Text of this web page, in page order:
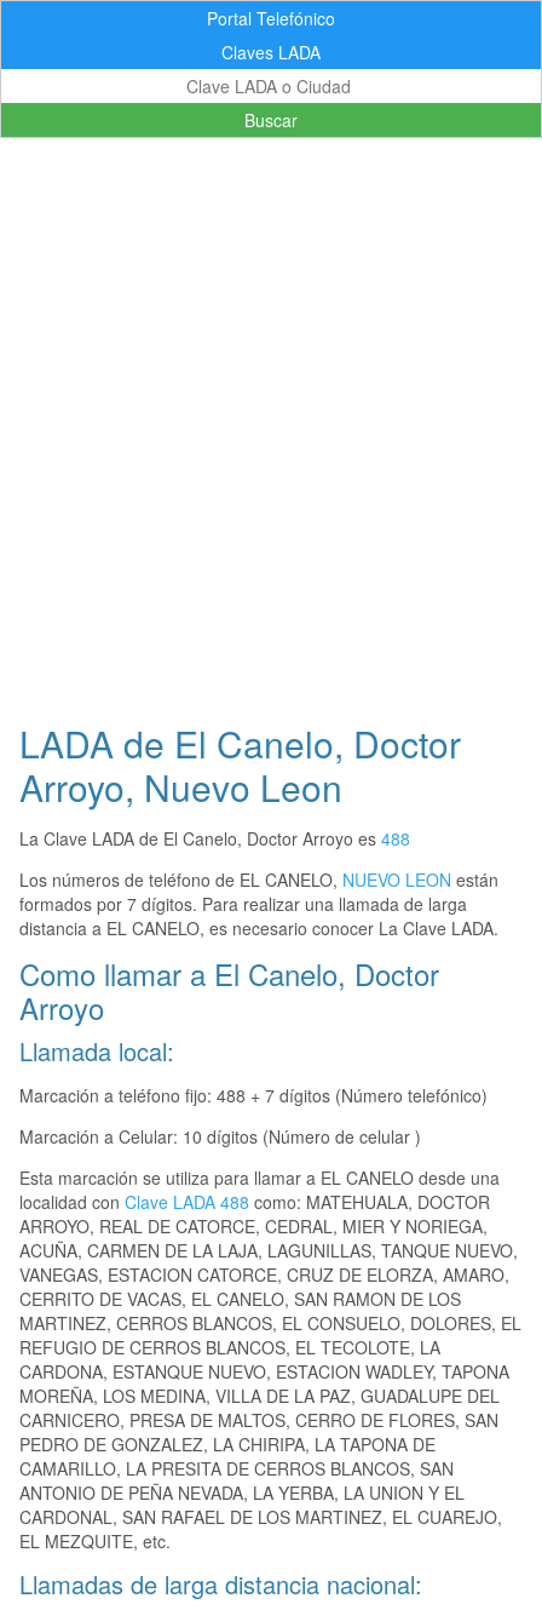
Portal Telefónico
Claves LADA
Buscar
LADA de El Canelo, Doctor
Arroyo, Nuevo Leon
La Clave LADA de El Canelo, Doctor Arroyo es 488
Los números de teléfono de EL CANELO, NUEVO LEON están
formados por 7 dígitos. Para realizar una llamada de larga
distancia a EL CANELO, es necesario conocer La Clave LADA.
Como llamar a El Canelo, Doctor
Arroyo
Llamada local:
Marcación a teléfono fijo: 488 + 7 dígitos (Número telefónico)
Marcación a Celular: 10 dígitos (Número de celular )
Esta marcación se utiliza para llamar a EL CANELO desde una
localidad con Clave LADA 488 como: MATEHUALA, DOCTOR
ARROYO, REAL DE CATORCE, CEDRAL, MIER Y NORIEGA,
ACUÑA, CARMEN DE LA LAJA, LAGUNILLAS, TANQUE NUEVO,
VANEGAS, ESTACION CATORCE, CRUZ DE ELORZA, AMARO,
CERRITO DE VACAS, EL CANELO, SAN RAMON DE LOS
MARTINEZ, CERROS BLANCOS, EL CONSUELO, DOLORES, EL
REFUGIO DE CERROS BLANCOS, EL TECOLOTE, LA
CARDONA, ESTANQUE NUEVO, ESTACION WADLEY, TAPONA
MOREÑA, LOS MEDINA, VILLA DE LA PAZ, GUADALUPE DEL
CARNICERO, PRESA DE MALTOS, CERRO DE FLORES, SAN
PEDRO DE GONZALEZ, LA CHIRIPA, LA TAPONA DE
CAMARILLO, LA PRESITA DE CERROS BLANCOS, SAN
ANTONIO DE PEÑA NEVADA, LA YERBA, LA UNION Y EL
CARDONAL, SAN RAFAEL DE LOS MARTINEZ, EL CUAREJO,
EL MEZQUITE, etc.
Llamadas de larga distancia nacional: